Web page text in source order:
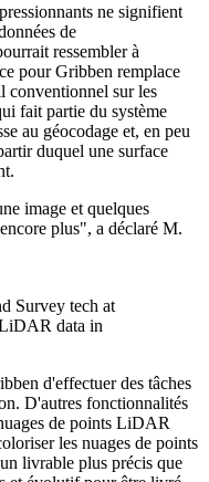
ne signifient
de
ressembler à
pour Gribben remplace
conventionnel sur les
fait partie du système
au géocodage et, en peu
duquel une surface
image et quelques
plus", a déclaré M.
Survey tech at
data in
d'effectuer des tâches
D'autres fonctionnalités
de points LiDAR
les nuages de points
livrable plus précis que